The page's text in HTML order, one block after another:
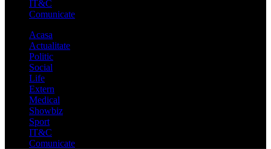
IT&C
Comunicate
Acasa
Actualitate
Politic
Social
Life
Extern
Medical
Showbiz
Sport
IT&C
Comunicate